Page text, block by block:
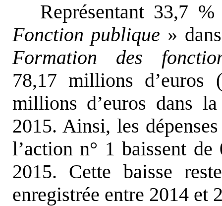
Représentant 33,7
Fonction publique »
Formation des
78,17 millions
millions d’euros dans
2015. Ainsi, les
l’action n° 1 baissent
2015. Cette baisse
enregistrée entre 2014 et